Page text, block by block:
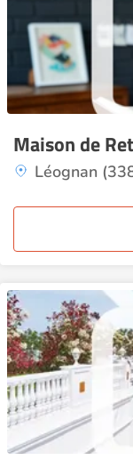
Maison de
Léognan